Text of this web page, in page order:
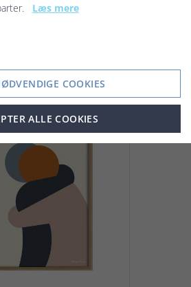
20,00 kr.
Læs mere
COOKIES
ALLE COOKIES